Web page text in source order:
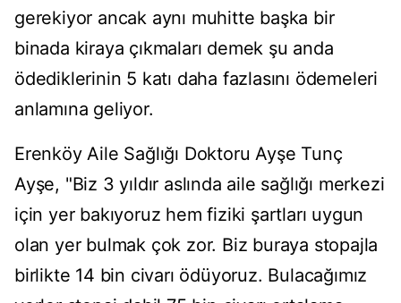
gerekiyor ancak aynı muhitte başka bir
binada kiraya çıkmaları demek şu anda
ödediklerinin 5 katı daha fazlasını ödemeleri
anlamına geliyor.
Erenköy Aile Sağlığı Doktoru Ayşe Tunç
Ayşe, "Biz 3 yıldır aslında aile sağlığı merkezi
için yer bakıyoruz hem fiziki şartları uygun
olan yer bulmak çok zor. Biz buraya stopajla
birlikte 14 bin civarı ödüyoruz. Bulacağımız